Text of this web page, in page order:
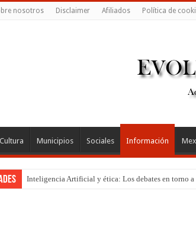
nosotros Disclaimer Afiliados Política de
Cultura Municipios Sociales Información
Inteligencia Artificial y ética: Los debates en torno